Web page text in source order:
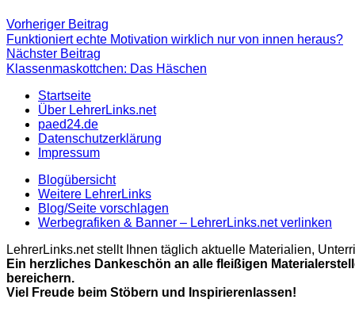
Beitragsnavigation
Vorheriger Beitrag
Beitrag:
Funktioniert echte Motivation wirklich nur von innen heraus?
Nächster Beitrag
Beitrag
Klassenmaskottchen: Das Häschen
Startseite
Über LehrerLinks.net
paed24.de
Datenschutzerklärung
Impressum
Blogübersicht
Weitere LehrerLinks
Blog/Seite vorschlagen
Werbegrafiken & Banner – LehrerLinks.net verlinken
LehrerLinks.net stellt Ihnen täglich aktuelle Materialien,
Ein herzliches Dankeschön an alle fleißigen
bereichern.
Viel Freude beim Stöbern und Inspirierenlassen!